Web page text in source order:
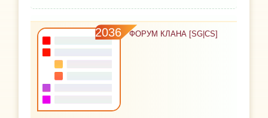
2036 ФОРУМ КЛАНА [SG|CS]